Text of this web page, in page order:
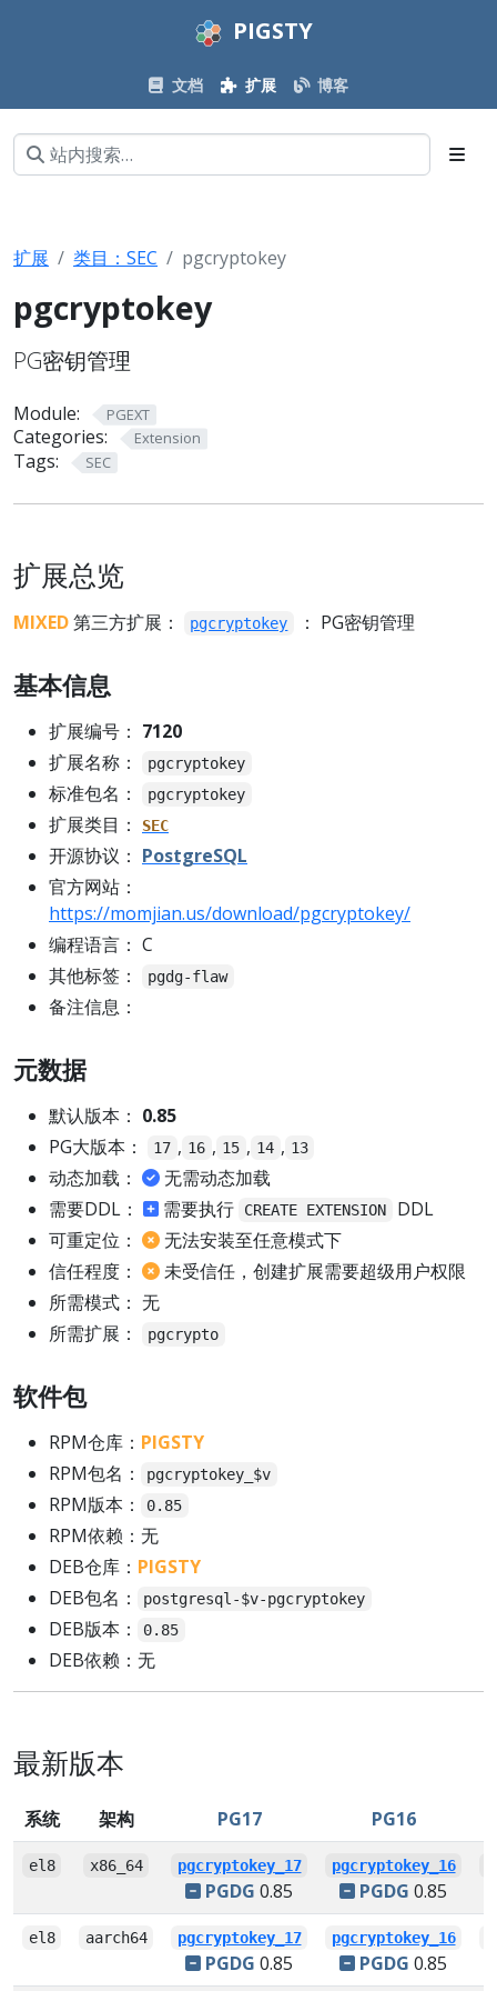
PIGSTY
文档 扩展 博客
扩展 类目：SEC pgcryptokey
pgcryptokey
PG密钥管理
Module: PGEXT
Categories: Extension
Tags: SEC
扩展总览
MIXED第三方扩展： pgcryptokey ： PG密钥管理
基本信息
扩展编号： 7120
扩展名称：
pgcryptokey
标准包名： pgcryptokey
扩展类目： SEC
开源协议： PostgreSQL
官方网站：
https://momjian.us/download/pgcryptokey/
编程语言： C
其他标签：
pgdg-flaw
备注信息：
元数据
默认版本： 0.85
PG大版本：
17 , 16 , 15 , 14 , 13
动态加载：
无需动态加载
需要DDL：
需要执行 CREATE EXTENSION
DDL
可重定位：
无法安装至任意模式下
信任程度：
未受信任，创建扩展需要超级用户权限
所需模式： 无
所需扩展：
pgcrypto
软件包
RPM仓库： PIGSTY
RPM包名：
pgcryptokey_$v
RPM版本： 0.85
RPM依赖：无
DEB仓库： PIGSTY
DEB包名：
postgresql-$v-pgcryptokey
DEB版本： 0.85
DEB依赖：无
最新版本
系统 架构 PG17 PG16
el8 x86_64 pgcryptokey_17
PGDG 0.85
pgcryptokey_16
PGDG 0.85
el8 aarch64 pgcryptokey_17
PGDG 0.85
pgcryptokey_16
PGDG 0.85